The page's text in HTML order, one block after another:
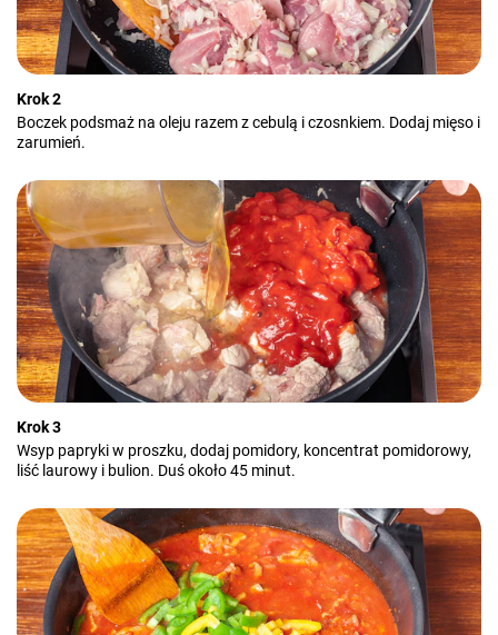
Krok 2
Boczek podsmaż na oleju razem z cebulą i czosnkiem. Dodaj mięso i
zarumień.
Krok 3
Wsyp papryki w proszku, dodaj pomidory, koncentrat pomidorowy,
liść laurowy i bulion. Duś około 45 minut.